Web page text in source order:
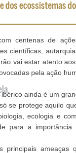
dos ecossistemas
centenas de
científicas,
vai estar atento
pela ação
ainda é um
se protege aquilo
ecologia e
para a
principais ameaças